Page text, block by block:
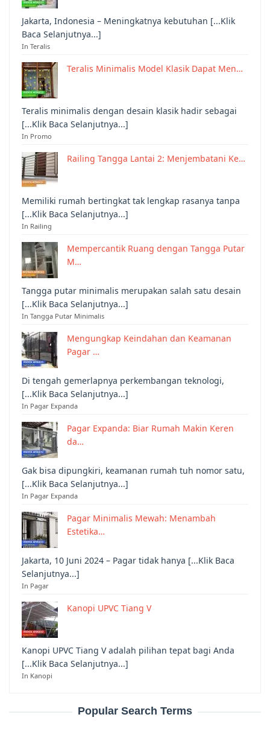
Jakarta, Indonesia – Meningkatnya kebutuhan [...Klik
Baca Selanjutnya...]
In Teralis
Teralis Minimalis Model Klasik Dapat Men…
Teralis minimalis dengan desain klasik hadir sebagai
[...Klik Baca Selanjutnya...]
In Promo
Railing Tangga Lantai 2: Menjembatani Ke…
Memiliki rumah bertingkat tak lengkap rasanya tanpa
[...Klik Baca Selanjutnya...]
In Railing
Mempercantik Ruang dengan Tangga Putar
M…
Tangga putar minimalis merupakan salah satu desain
[...Klik Baca Selanjutnya...]
In Tangga Putar Minimalis
Mengungkap Keindahan dan Keamanan
Pagar …
Di tengah gemerlapnya perkembangan teknologi,
[...Klik Baca Selanjutnya...]
In Pagar Expanda
Pagar Expanda: Biar Rumah Makin Keren
da…
Gak bisa dipungkiri, keamanan rumah tuh nomor satu,
[...Klik Baca Selanjutnya...]
In Pagar Expanda
Pagar Minimalis Mewah: Menambah
Estetika…
Jakarta, 10 Juni 2024 – Pagar tidak hanya [...Klik Baca
Selanjutnya...]
In Pagar
Kanopi UPVC Tiang V
Kanopi UPVC Tiang V adalah pilihan tepat bagi Anda
[...Klik Baca Selanjutnya...]
In Kanopi
Popular Search Terms